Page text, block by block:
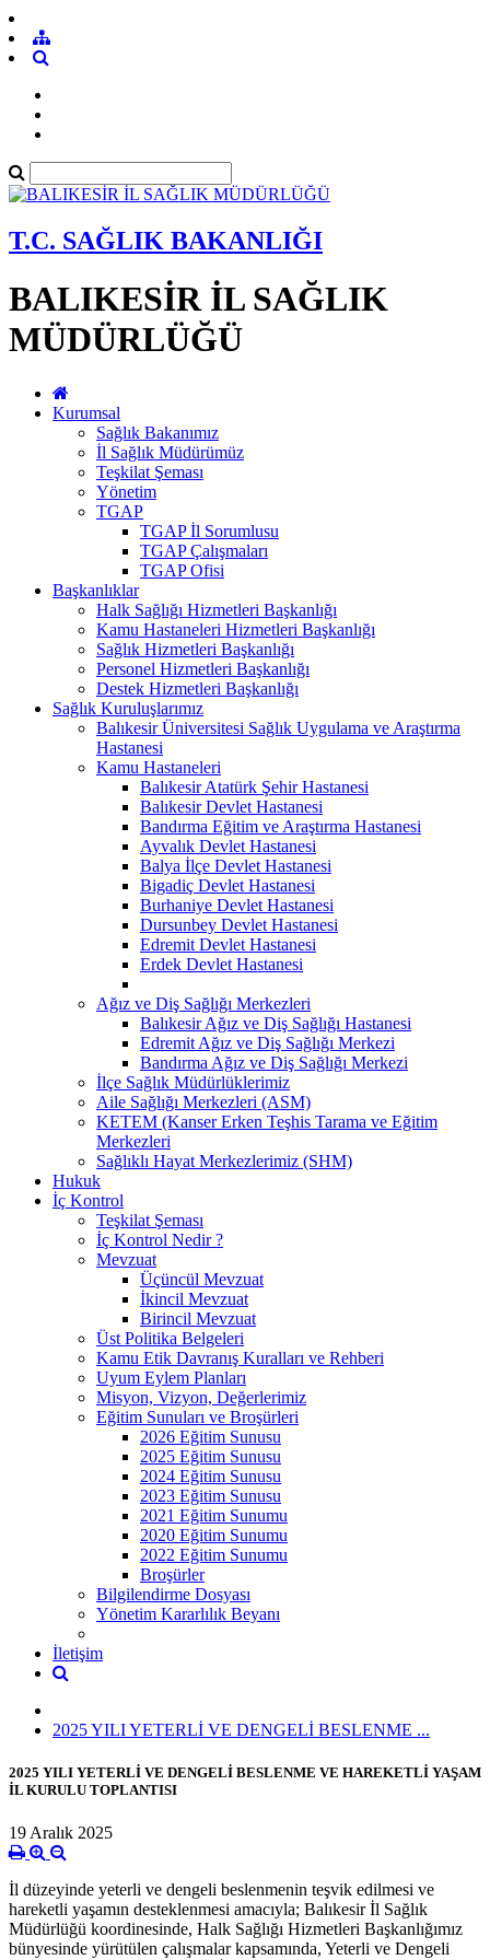
T.C. SAĞLIK BAKANLIĞI
BALIKESİR İL SAĞLIK
MÜDÜRLÜĞÜ
Kurumsal
Sağlık Bakanımız
İl Sağlık Müdürümüz
Teşkilat Şeması
Yönetim
TGAP
TGAP İl Sorumlusu
TGAP Çalışmaları
TGAP Ofisi
Başkanlıklar
Halk Sağlığı Hizmetleri Başkanlığı
Kamu Hastaneleri Hizmetleri Başkanlığı
Sağlık Hizmetleri Başkanlığı
Personel Hizmetleri Başkanlığı
Destek Hizmetleri Başkanlığı
Sağlık Kuruluşlarımız
Balıkesir Üniversitesi Sağlık Uygulama ve Araştırma
Hastanesi
Kamu Hastaneleri
Balıkesir Atatürk Şehir Hastanesi
Balıkesir Devlet Hastanesi
Bandırma Eğitim ve Araştırma Hastanesi
Ayvalık Devlet Hastanesi
Balya İlçe Devlet Hastanesi
Bigadiç Devlet Hastanesi
Burhaniye Devlet Hastanesi
Dursunbey Devlet Hastanesi
Edremit Devlet Hastanesi
Erdek Devlet Hastanesi
Ağız ve Diş Sağlığı Merkezleri
Balıkesir Ağız ve Diş Sağlığı Hastanesi
Edremit Ağız ve Diş Sağlığı Merkezi
Bandırma Ağız ve Diş Sağlığı Merkezi
İlçe Sağlık Müdürlüklerimiz
Aile Sağlığı Merkezleri (ASM)
KETEM (Kanser Erken Teşhis Tarama ve Eğitim
Merkezleri
Sağlıklı Hayat Merkezlerimiz (SHM)
Hukuk
İç Kontrol
Teşkilat Şeması
İç Kontrol Nedir ?
Mevzuat
Üçüncül Mevzuat
İkincil Mevzuat
Birincil Mevzuat
Üst Politika Belgeleri
Kamu Etik Davranış Kuralları ve Rehberi
Uyum Eylem Planları
Misyon, Vizyon, Değerlerimiz
Eğitim Sunuları ve Broşürleri
2026 Eğitim Sunusu
2025 Eğitim Sunusu
2024 Eğitim Sunusu
2023 Eğitim Sunusu
2021 Eğitim Sunumu
2020 Eğitim Sunumu
2022 Eğitim Sunumu
Broşürler
Bilgilendirme Dosyası
Yönetim Kararlılık Beyanı
İletişim
2025 YILI YETERLİ VE DENGELİ BESLENME ...
2025 YILI YETERLİ VE DENGELİ BESLENME VE HAREKETLİ YAŞAM
İL KURULU TOPLANTISI
19 Aralık 2025
İl düzeyinde yeterli ve dengeli beslenmenin teşvik edilmesi ve
hareketli yaşamın desteklenmesi amacıyla; Balıkesir İl Sağlık
Müdürlüğü koordinesinde, Halk Sağlığı Hizmetleri Başkanlığımız
bünyesinde yürütülen çalışmalar kapsamında, Yeterli ve Dengeli